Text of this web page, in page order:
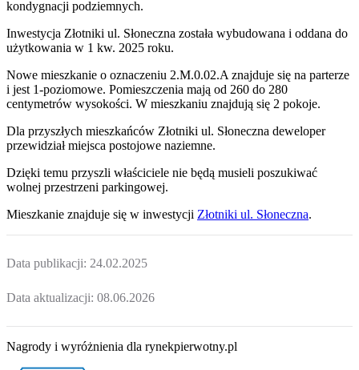
kondygnacji podziemnych.
Inwestycja Złotniki ul. Słoneczna została wybudowana i oddana do
użytkowania w 1 kw. 2025 roku.
Nowe mieszkanie o oznaczeniu 2.M.0.02.A znajduje się na parterze
i jest 1-poziomowe. Pomieszczenia mają od 260 do 280
centymetrów wysokości. W mieszkaniu znajdują się 2 pokoje.
Dla przyszłych mieszkańców Złotniki ul. Słoneczna deweloper
przewidziałmiejsca postojowe naziemne.
Dzięki temu przyszli właściciele nie będą musieli poszukiwać
wolnej przestrzeni parkingowej.
Mieszkanie znajduje się w inwestycji Złotniki ul. Słoneczna.
Data publikacji: 24.02.2025
Data aktualizacji: 08.06.2026
Nagrody i wyróżnienia dla rynekpierwotny.pl